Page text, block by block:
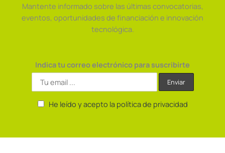
Mantente informado sobre las últimas convocatorias,
eventos, oportunidades de financiación e innovación
tecnológica.
Indica tu correo electrónico para suscribirte
He leído y acepto la política de privacidad